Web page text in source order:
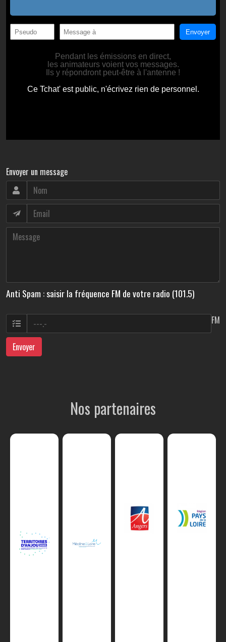
Envoyer un message
Anti Spam : saisir la fréquence FM de votre radio (101.5)
FM
Envoyer
Nos partenaires